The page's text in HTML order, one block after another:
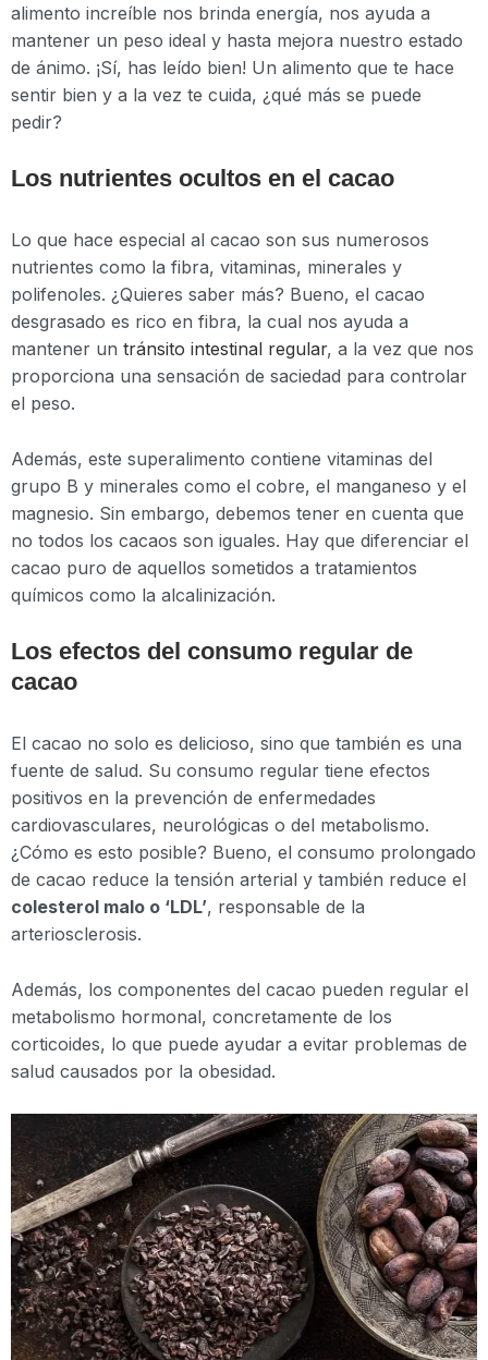
alimento increíble nos brinda energía, nos ayuda a
mantener un peso ideal y hasta mejora nuestro estado
de ánimo. ¡Sí, has leído bien! Un alimento que te hace
sentir bien y a la vez te cuida, ¿qué más se puede
pedir?
Los nutrientes ocultos en el cacao
Lo que hace especial al cacao son sus numerosos
nutrientes como la fibra, vitaminas, minerales y
polifenoles. ¿Quieres saber más? Bueno, el cacao
desgrasado es rico en fibra, la cual nos ayuda a
mantener un tránsito intestinal regular, a la vez que nos
proporciona una sensación de saciedad para controlar
el peso.
Además, este superalimento contiene vitaminas del
grupo B y minerales como el cobre, el manganeso y el
magnesio. Sin embargo, debemos tener en cuenta que
no todos los cacaos son iguales. Hay que diferenciar el
cacao puro de aquellos sometidos a tratamientos
químicos como la alcalinización.
Los efectos del consumo regular de
cacao
El cacao no solo es delicioso, sino que también es una
fuente de salud. Su consumo regular tiene efectos
positivos en la prevención de enfermedades
cardiovasculares, neurológicas o del metabolismo.
¿Cómo es esto posible? Bueno, el consumo prolongado
de cacao reduce la tensión arterial y también reduce el
colesterol malo o ‘LDL’, responsable de la
arteriosclerosis.
Además, los componentes del cacao pueden regular el
metabolismo hormonal, concretamente de los
corticoides, lo que puede ayudar a evitar problemas de
salud causados por la obesidad.